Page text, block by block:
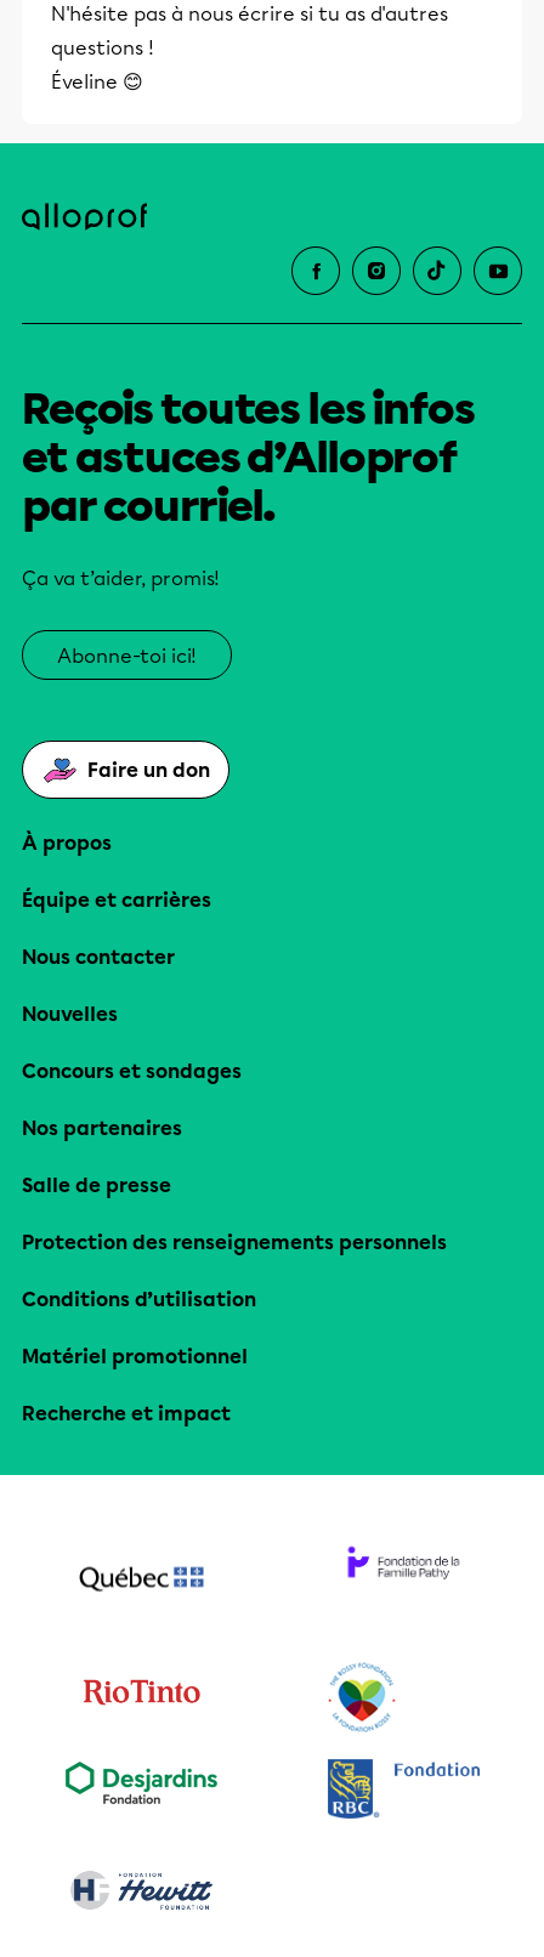
éducative.
N'hésite pas à nous écrire si tu as d'autres
questions !
Éveline 😊
Reçois toutes les infos
et astuces d’Alloprof
par courriel.
Ça va t’aider, promis!
Abonne-toi ici!
Faire un don
À propos
Équipe et carrières
Nous contacter
Nouvelles
Concours et sondages
Nos partenaires
Salle de presse
Protection des renseignements personnels
Conditions d’utilisation
Matériel promotionnel
Recherche et impact